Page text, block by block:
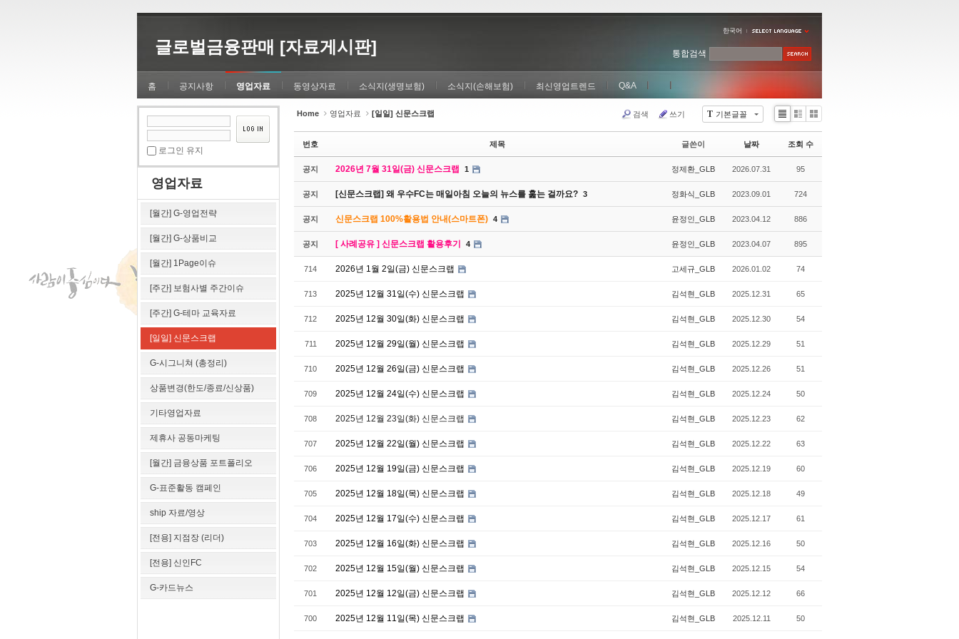
글로벌금융판매 [자료게시판]
한국어
홈 공지사항 영업자료 동영상자료 소식지(생명보험) 소식지(손해보험) 최신영업트렌드 Q&A
통합검색
로그인 유지
영업자료
[월간] G-영업전략
[월간] G-상품비교
[월간] 1Page이슈
[주간] 보험사별 주간이슈
[주간] G-테마 교육자료
[일일] 신문스크랩
G-시그니쳐 (총정리)
상품변경(한도/종료/신상품)
기타영업자료
제휴사 공동마케팅
[월간] 금융상품 포트폴리오
G-표준활동 캠페인
ship 자료/영상
[전용] 지점장 (리더)
[전용] 신인FC
G-카드뉴스
Home 영업자료 [일일] 신문스크랩 T 기본글꼴
검색 쓰기
Li
Zi
e
G
le
번호 제목 글쓴이 날짜 조회 수
공지 2026년 7월 31일(금) 신문스크랩 1 정제환_GLB 2026.07.31 95
공지 [신문스크랩] 왜 우수FC는 매일아침 오늘의 뉴스를 훑는 걸까요? 3 정화식_GLB 2023.09.01 724
공지 신문스크랩 100%활용법 안내(스마트폰) 4 윤정인_GLB 2023.04.12 886
공지 [ 사례공유 ] 신문스크랩 활용후기 4 윤정인_GLB 2023.04.07 895
714 2026년 1월 2일(금) 신문스크랩 고세규_GLB 2026.01.02 74
713 2025년 12월 31일(수) 신문스크랩 김석현_GLB 2025.12.31 65
712 2025년 12월 30일(화) 신문스크랩 김석현_GLB 2025.12.30 54
711 2025년 12월 29일(월) 신문스크랩 김석현_GLB 2025.12.29 51
710 2025년 12월 26일(금) 신문스크랩 김석현_GLB 2025.12.26 51
709 2025년 12월 24일(수) 신문스크랩 김석현_GLB 2025.12.24 50
708 2025년 12월 23일(화) 신문스크랩 김석현_GLB 2025.12.23 62
707 2025년 12월 22일(월) 신문스크랩 김석현_GLB 2025.12.22 63
706 2025년 12월 19일(금) 신문스크랩 김석현_GLB 2025.12.19 60
705 2025년 12월 18일(목) 신문스크랩 김석현_GLB 2025.12.18 49
704 2025년 12월 17일(수) 신문스크랩 김석현_GLB 2025.12.17 61
703 2025년 12월 16일(화) 신문스크랩 김석현_GLB 2025.12.16 50
702 2025년 12월 15일(월) 신문스크랩 김석현_GLB 2025.12.15 54
701 2025년 12월 12일(금) 신문스크랩 김석현_GLB 2025.12.12 66
700 2025년 12월 11일(목) 신문스크랩 김석현_GLB 2025.12.11 50
Sketchbook5, 스케치북5
Sketchbook5, 스케치북5
Sketchbook5, 스케치북5
Sketchbook5, 스케치북5